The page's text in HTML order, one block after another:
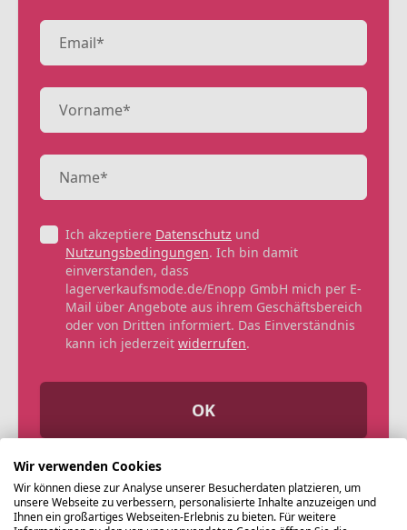
Ich akzeptiere Datenschutz und
Nutzungsbedingungen. Ich bin damit
einverstanden, dass
lagerverkaufsmode.de/Enopp GmbH mich per E-
Mail über Angebote aus ihrem Geschäftsbereich
oder von Dritten informiert. Das Einverständnis
kann ich jederzeit widerrufen.
OK
Wir verwenden Cookies
Wir können diese zur Analyse unserer Besucherdaten platzieren, um
unsere Webseite zu verbessern, personalisierte Inhalte anzuzeigen und
Ihnen ein großartiges Webseiten-Erlebnis zu bieten. Für weitere